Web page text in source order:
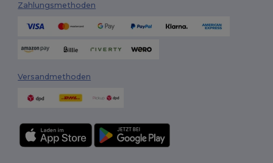
Zahlungsmethoden
Versandmethoden